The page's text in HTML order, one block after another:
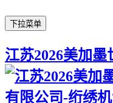
下拉菜单
江苏2026美加